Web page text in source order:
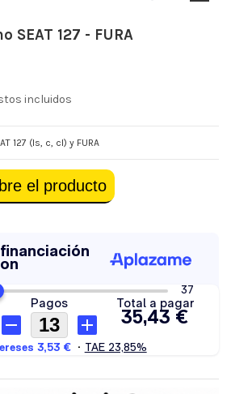
SEAT 127 - FURA
incluidos
127 (ls, c, cl) y FURA
el producto